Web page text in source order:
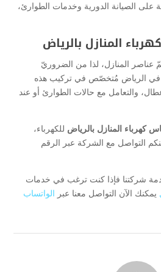
الصيانة الدورية وخدمات الطوارئ،
المنازل بالرياض
عناصر المنازل، لذا من الضروريّ
في الرياض مُتخصّص في تركيب هذه
والتعامل مع حالات الطوارئ أو عند
كهرباء المنازل بالرياض للكهرباء،
التواصل مع الشركة عبر الرقم
شركتنا فإذا كنت ترغب في خدمات
يمكنك الآن التواصل معنا عبر الواتساب